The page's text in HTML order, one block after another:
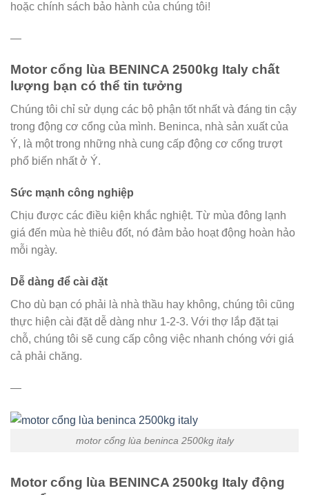
hoặc chính sách bảo hành của chúng tôi!
—
Motor cổng lùa BENINCA 2500kg Italy chất
lượng bạn có thể tin tưởng
Chúng tôi chỉ sử dụng các bộ phận tốt nhất và đáng tin cậy
trong động cơ cổng của mình. Beninca, nhà sản xuất của
Ý, là một trong những nhà cung cấp động cơ cổng trượt
phổ biến nhất ở Ý.
Sức mạnh công nghiệp
Chịu được các điều kiện khắc nghiệt. Từ mùa đông lạnh
giá đến mùa hè thiêu đốt, nó đảm bảo hoạt động hoàn hảo
mỗi ngày.
Dễ dàng để cài đặt
Cho dù bạn có phải là nhà thầu hay không, chúng tôi cũng
thực hiện cài đặt dễ dàng như 1-2-3. Với thợ lắp đặt tại
chỗ, chúng tôi sẽ cung cấp công việc nhanh chóng với giá
cả phải chăng.
—
motor cổng lùa beninca 2500kg italy
Motor cổng lùa BENINCA 2500kg Italy động